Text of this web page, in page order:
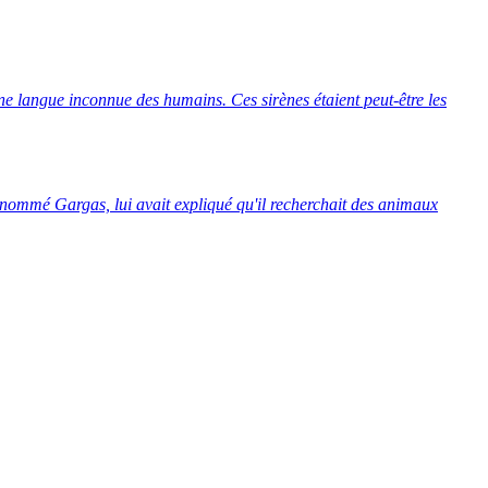
inconnue des humains. Ces sirènes étaient peut-être les
Gargas, lui avait expliqué qu'il recherchait des animaux